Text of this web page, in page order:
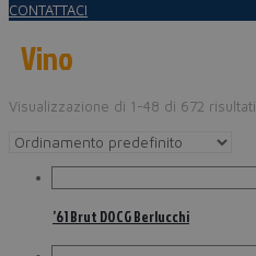
CONTATTACI
Vino
Visualizzazione di 1-48 di 672 risultati
’61 Brut DOCG Berlucchi